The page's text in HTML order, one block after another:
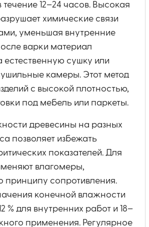
12–24 часов. Высокая
химические связи
уменьшая внутренние
варки материал
сушку или
камеры. Этот метод
с высокой плотностью,
под мебель или паркеты.
древесины на разных
позволяет избежать
показателей. Для
влагомеры,
принципу сопротивления.
конечной влажности
% для внутренних работ и 18–
применения. Регулярное